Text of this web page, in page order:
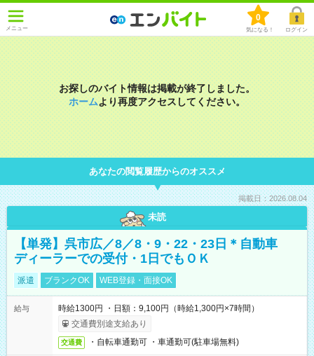
メニュー
0
気になる！ ログイン
お探しのバイト情報は掲載が終了しました。
ホームより再度アクセスしてください。
あなたの閲覧履歴からのオススメ
掲載日：2026.08.04
未読
【単発】呉市広／8／8・9・22・23日＊自動車
ディーラーでの受付・1日でもＯＫ
派遣 ブランクOK WEB登録・面接OK
給与
時給1300円 ・日額：9,100円（時給1,300円×7時間）
交通費別途支給あり
交通費 ・自転車通勤可 ・車通勤可(駐車場無料)